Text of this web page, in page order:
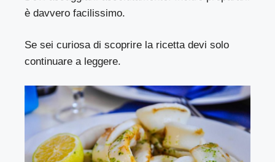
è davvero facilissimo.
Se sei curiosa di scoprire la ricetta devi solo
continuare a leggere.